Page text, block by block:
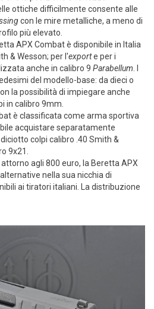
ottiche difficilmente consente alle
con le mire metalliche, a meno di
più elevato.
APX Combat è disponibile in Italia
& Wesson; per l'exporte per i
anche in calibro 9 Parabellum
del modello-base: da dieci o
la possibilità di impiegare anche
in calibro 9mm.
è classificata come arma sportiva
acquistare separatamente
colpi calibro .40 Smith &
9x21.
agli 800 euro, la Beretta APX
nella sua nicchia di
ai tiratori italiani. La distribuzione